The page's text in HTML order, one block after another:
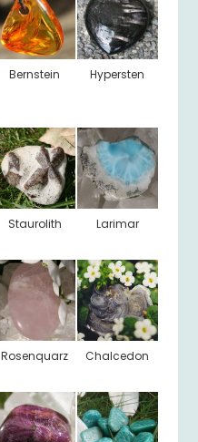
Bernstein Hypersten
Staurolith Larimar
Rosenquarz Chalcedon